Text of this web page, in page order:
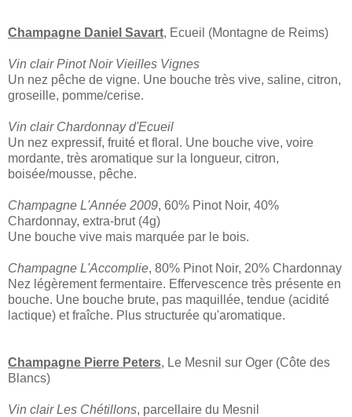
Champagne Daniel Savart, Ecueil (Montagne de Reims)
Vin clair Pinot Noir Vieilles Vignes
Un nez pêche de vigne. Une bouche très vive, saline, citron,
groseille, pomme/cerise.
Vin clair Chardonnay d'Ecueil
Un nez expressif, fruité et floral. Une bouche vive, voire
mordante, très aromatique sur la longueur, citron,
boisée/mousse, pêche.
Champagne L'Année 2009, 60% Pinot Noir, 40%
Chardonnay, extra-brut (4g)
Une bouche vive mais marquée par le bois.
Champagne L'Accomplie, 80% Pinot Noir, 20% Chardonnay
Nez légèrement fermentaire. Effervescence très présente en
bouche. Une bouche brute, pas maquillée, tendue (acidité
lactique) et fraîche. Plus structurée qu'aromatique.
Champagne Pierre Peters, Le Mesnil sur Oger (Côte des
Blancs)
Vin clair Les Chétillons, parcellaire du Mesnil